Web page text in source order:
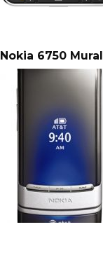
Nokia 6750 Mural